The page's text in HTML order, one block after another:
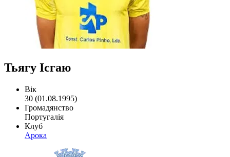
Тьягу Ісгаю
Вік
30 (01.08.1995)
Громадянство
Португалія
Клуб
Арока